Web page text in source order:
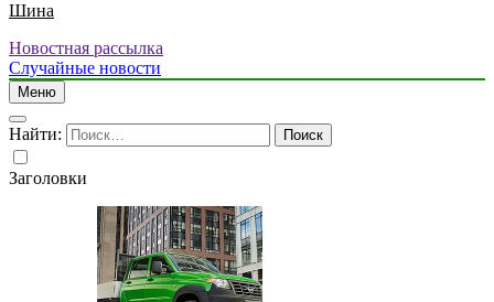
Шина
Новостная рассылка
Случайные новости
Меню
Найти:
Заголовки